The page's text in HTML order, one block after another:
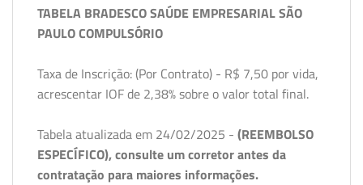
TABELA BRADESCO SAÚDE EMPRESARIAL SÃO
PAULO COMPULSÓRIO
Taxa de Inscrição: (Por Contrato) - R$ 7,50 por vida,
acrescentar IOF de 2,38% sobre o valor total final.
Tabela atualizada em 24/02/2025 - (REEMBOLSO
ESPECÍFICO), consulte um corretor antes da
contratação para maiores informações.